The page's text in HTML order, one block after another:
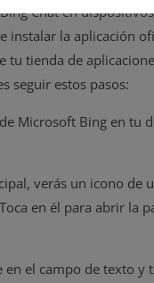
Chat en
instalar la aplicación
tu tienda de
seguir estos pasos:
Microsoft Bing en tu
verás un icono de
en él para abrir la
en el campo de texto y